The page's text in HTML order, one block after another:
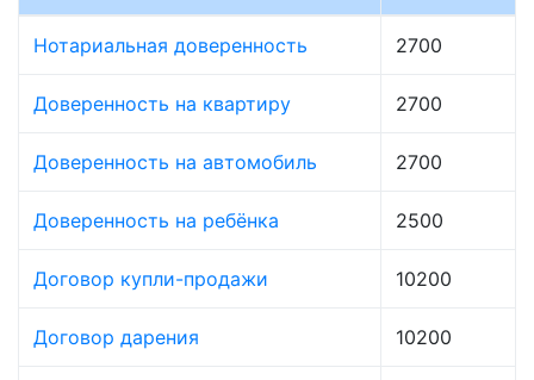
Нотариальная доверенность 2700
Доверенность на квартиру 2700
Доверенность на автомобиль 2700
Доверенность на ребёнка 2500
Договор купли-продажи 10200
Договор дарения 10200